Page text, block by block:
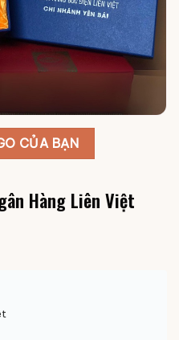
CỦA BẠN
Hàng Liên Việt